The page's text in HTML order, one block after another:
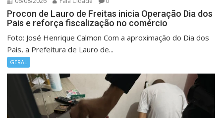
Procon de Lauro de Freitas inicia Operação Dia dos
Pais e reforça fiscalização no comércio
Foto: José Henrique Calmon Com a aproximação do Dia dos
Pais, a Prefeitura de Lauro de...
GERAL